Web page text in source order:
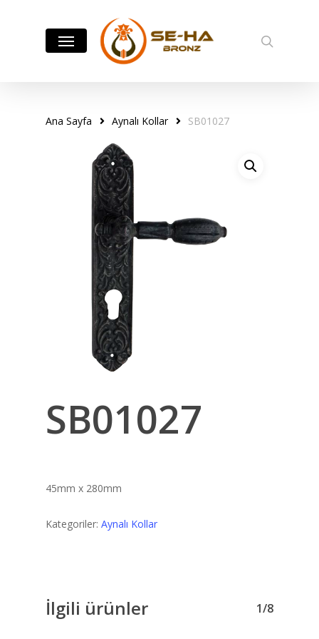
Menu
Ana Sayfa Aynalı Kollar SB01027
SB01027
45mm x 280mm
Kategoriler: Aynalı Kollar
İlgili ürünler 1/8